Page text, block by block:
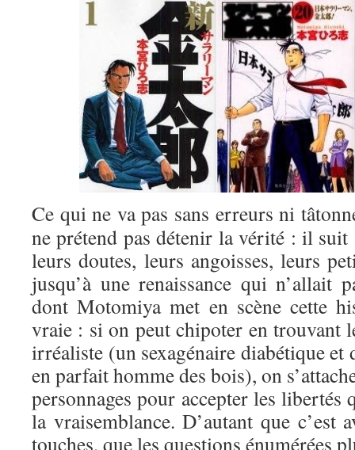
Ce qui ne va pas sans erreurs ni
ne prétend pas détenir la vérité : il suit
leurs doutes, leurs angoisses, leurs
jusqu’à une renaissance qui n’allait
dont Motomiya met en scène cette
vraie : si on peut chipoter en trouvant
irréaliste (un sexagénaire diabétique et
en parfait homme des bois), on
personnages pour accepter les libertés
la vraisemblance. D’autant que c’est
touches, que les questions énumérées